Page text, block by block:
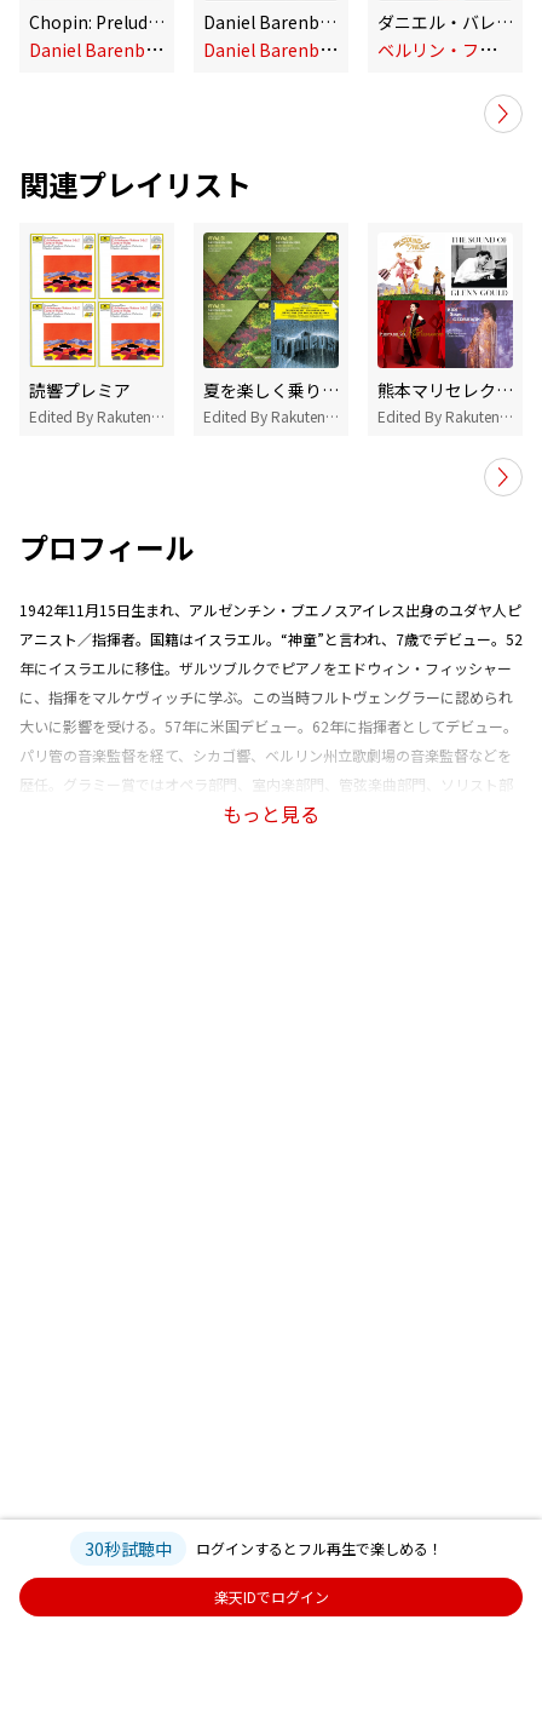
Chopin: Preludes
D
aniel Barenboim
Daniel Barenboim - The Pianist
D
aniel Barenboim
ダニエル・バレンボイム / フランク:交響曲ニ短調/フォーレ:組曲『ペレアスとメリザンド』
ベ
ルリン・フィルハーモニー管弦楽団
関連プレイリスト
読響プレミア
Edited By Rakuten Music
夏を楽しく乗り切れそうなクラシック曲 Edited by 片岡 夢児(東京フィルハーモニー交響楽団コントラバス首席奏者)
Edited By Rakuten Music
熊本マリセレクト～お酒とピアノに酔う、恋するナイト～
Edited By Rakuten Music
プロフィール
1942年11月15日生まれ、アルゼンチン・ブエノスアイレス出身のユダヤ人ピ
アニスト／指揮者。国籍はイスラエル。“神童”と言われ、7歳でデビュー。52
年にイスラエルに移住。ザルツブルクでピアノをエドウィン・フィッシャー
に、指揮をマルケヴィッチに学ぶ。この当時フルトヴェングラーに認められ
大いに影響を受ける。57年に米国デビュー。62年に指揮者としてデビュー。
パリ管の音楽監督を経て、シカゴ響、ベルリン州立歌劇場の音楽監督などを
歴任。グラミー賞ではオペラ部門、室内楽部門、管弦楽曲部門、ソリスト部
門、ベスト・クラシック部門と複数部門、高松宮殿下記念世界文化賞音楽部
もっと見る
30秒試聴中 ログインするとフル再生で楽しめる！
楽天IDでログイン